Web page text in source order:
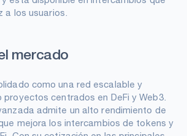
a los usuarios.
mercado
como una red escalable y
centrados en DeFi y Web3.
admite un alto rendimiento de
mejora los intercambios de tokens y